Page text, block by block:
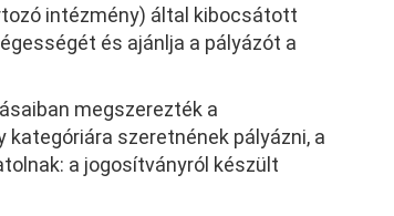
intézmény) által kibocsátott
és ajánlja a pályázót a
megszerezték a
szeretnének pályázni, a
a jogosítványról készült